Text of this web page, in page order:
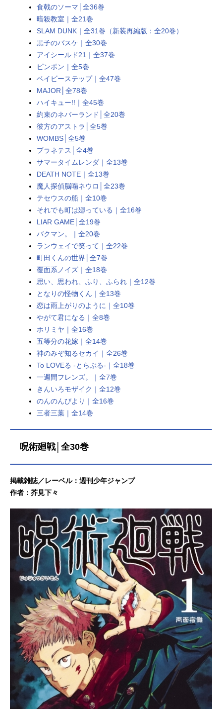
者：芥見下々 おすすめポイント現
代日本を舞台に繰り広げられる、
「呪い」...
食戟のソーマ│全36巻
暗殺教室｜全21巻
SLAM DUNK｜全31巻（新装再編版：全20巻）
黒子のバスケ｜全30巻
アイシールド21｜全37巻
ピンポン｜全5巻
ベイビーステップ｜全47巻
MAJOR│全78巻
ハイキュー!!｜全45巻
約束のネバーランド│全20巻
彼方のアストラ│全5巻
WOMBS│全5巻
プラネテス│全4巻
サマータイムレンダ｜全13巻
DEATH NOTE｜全13巻
魔人探偵脳噛ネウロ│全23巻
テセウスの船｜全10巻
それでも町は廻っている｜全16巻
LIAR GAME│全19巻
バクマン。｜全20巻
ランウェイで笑って｜全22巻
町田くんの世界│全7巻
覆面系ノイズ｜全18巻
思い、思われ、ふり、ふられ｜全12巻
となりの怪物くん｜全13巻
恋は雨上がりのように｜全10巻
やがて君になる｜全8巻
ホリミヤ｜全16巻
五等分の花嫁｜全14巻
神のみぞ知るセカイ｜全26巻
To LOVEる -とらぶる-｜全18巻
一週間フレンズ。｜全7巻
きんいろモザイク｜全12巻
のんのんびより｜全16巻
三者三葉｜全14巻
呪術廻戦│全30巻
掲載雑誌／レーベル：週刊少年ジャンプ
作者：芥見下々